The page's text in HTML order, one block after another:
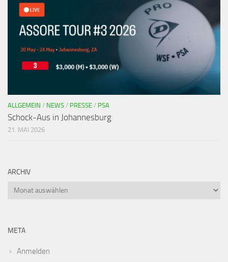
ALLGEMEIN / NEWS / PRESSE / PSA
Schock-Aus in Johannesburg
21. MAI 2026
ARCHIV
META
Anmelden